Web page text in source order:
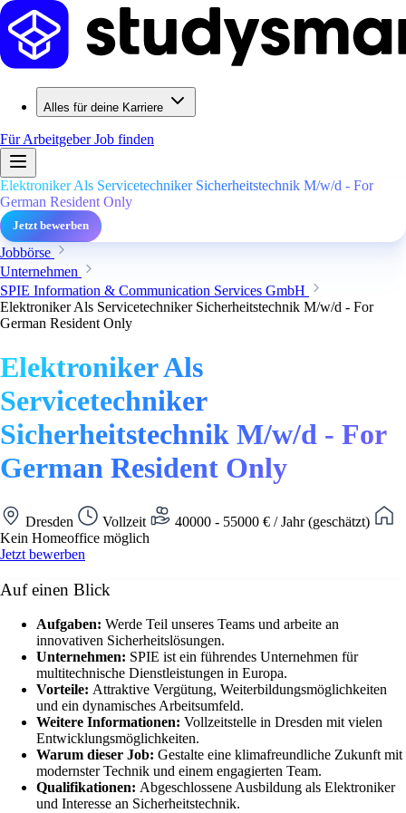
Alles für deine Karriere
Für ArbeitgeberJob finden
Elektroniker Als Servicetechniker Sicherheitstechnik M/w/d - For
German Resident Only
Jetzt bewerben
Jobbörse
Unternehmen
SPIE Information & Communication Services GmbH
Elektroniker Als Servicetechniker Sicherheitstechnik M/w/d - For
German Resident Only
Elektroniker Als
Servicetechniker
Sicherheitstechnik M/w/d - For
German Resident Only
Dresden Vollzeit
40000 - 55000 € / Jahr (geschätzt)
Kein Homeoffice möglich
Jetzt bewerben
Auf einen Blick
Aufgaben: Werde Teil unseres Teams und arbeite an
innovativen Sicherheitslösungen.
Unternehmen: SPIE ist ein führendes Unternehmen für
multitechnische Dienstleistungen in Europa.
Vorteile: Attraktive Vergütung, Weiterbildungsmöglichkeiten
und ein dynamisches Arbeitsumfeld.
Weitere Informationen: Vollzeitstelle in Dresden mit vielen
Entwicklungsmöglichkeiten.
Warum dieser Job: Gestalte eine klimafreundliche Zukunft mit
modernster Technik und einem engagierten Team.
Qualifikationen: Abgeschlossene Ausbildung als Elektroniker
und Interesse an Sicherheitstechnik.